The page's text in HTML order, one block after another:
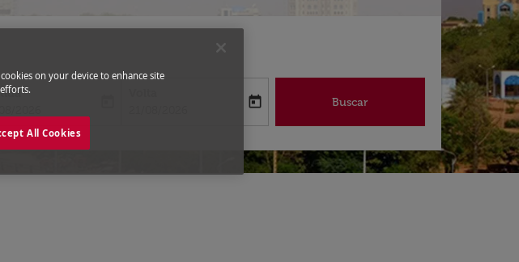
fc-booking-return-date-aria-label
today Buscar
on your device to enhance site
All Cookies